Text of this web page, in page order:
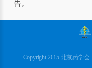
告。
Copyright 2015 北京药学会